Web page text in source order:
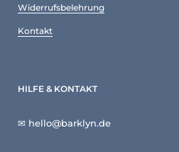
Widerrufsbelehrung
Kontakt
HILFE & KONTAKT
✉ hello@barklyn.de